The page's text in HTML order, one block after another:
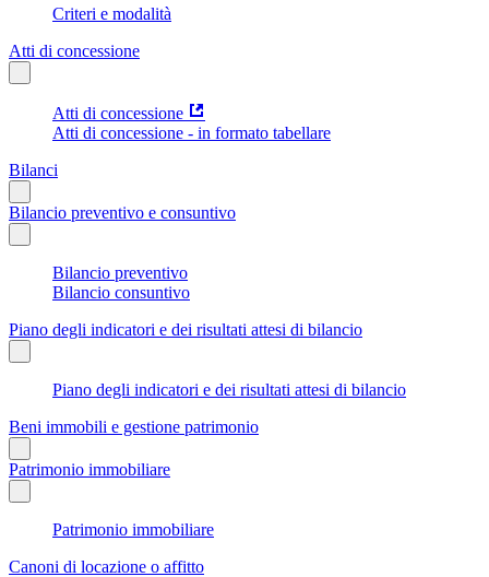
Criteri e modalità
Atti di concessione
Atti di concessione
Atti di concessione - in formato tabellare
Bilanci
Bilancio preventivo e consuntivo
Bilancio preventivo
Bilancio consuntivo
Piano degli indicatori e dei risultati attesi di bilancio
Piano degli indicatori e dei risultati attesi di bilancio
Beni immobili e gestione patrimonio
Patrimonio immobiliare
Patrimonio immobiliare
Canoni di locazione o affitto